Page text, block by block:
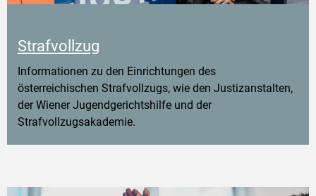
Strafvollzug
Informationen zu den Einrichtungen des
österreichischen Strafvollzugs, wie den Justizanstalten,
der Wiener Jugendgerichtshilfe und der
Strafvollzugsakademie.